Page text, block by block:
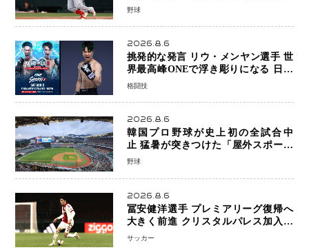
笑顔で歓喜
野球
2026.8.6
挑発的な発言 リウ・メンヤン選手 世
界最高峰ONEで浮き彫りになる 日本
キックボクシングが直面する“技術
格闘技
2026.8.6
韓国プロ野球が史上初の全試合中
止 猛暑が突きつけた「屋外スポーツ
の限界」 日本発のドーム型施設時代
野球
2026.8.6
冨安健洋選手 プレミアリーグ復帰へ
大きく前進 クリスタルパレス加入目
前 メディカルチェックも通過
サッカー